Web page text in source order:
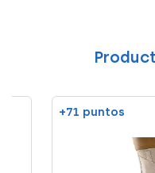
+71 puntos